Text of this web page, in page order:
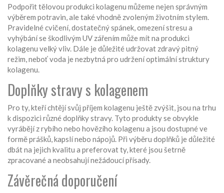
Podpořit tělovou produkci kolagenu můžeme nejen správným
výběrem potravin, ale také vhodně zvoleným životním stylem.
Pravidelné cvičení, dostatečný spánek, omezení stresu a
vyhýbání se škodlivým UV zářením může mít na produkci
kolagenu velký vliv. Dále je důležité udržovat zdravý pitný
režim, neboť voda je nezbytná pro udržení optimální struktury
kolagenu.
Doplňky stravy s kolagenem
Pro ty, kteří chtějí svůj příjem kolagenu ještě zvýšit, jsou na trhu
k dispozici různé doplňky stravy. Tyto produkty se obvykle
vyrábějí z rybího nebo hovězího kolagenu a jsou dostupné ve
formě prášků, kapslí nebo nápojů. Při výběru doplňků je důležité
dbát na jejich kvalitu a preferovat ty, které jsou šetrně
zpracované a neobsahují nežádoucí přísady.
Závěrečná doporučení